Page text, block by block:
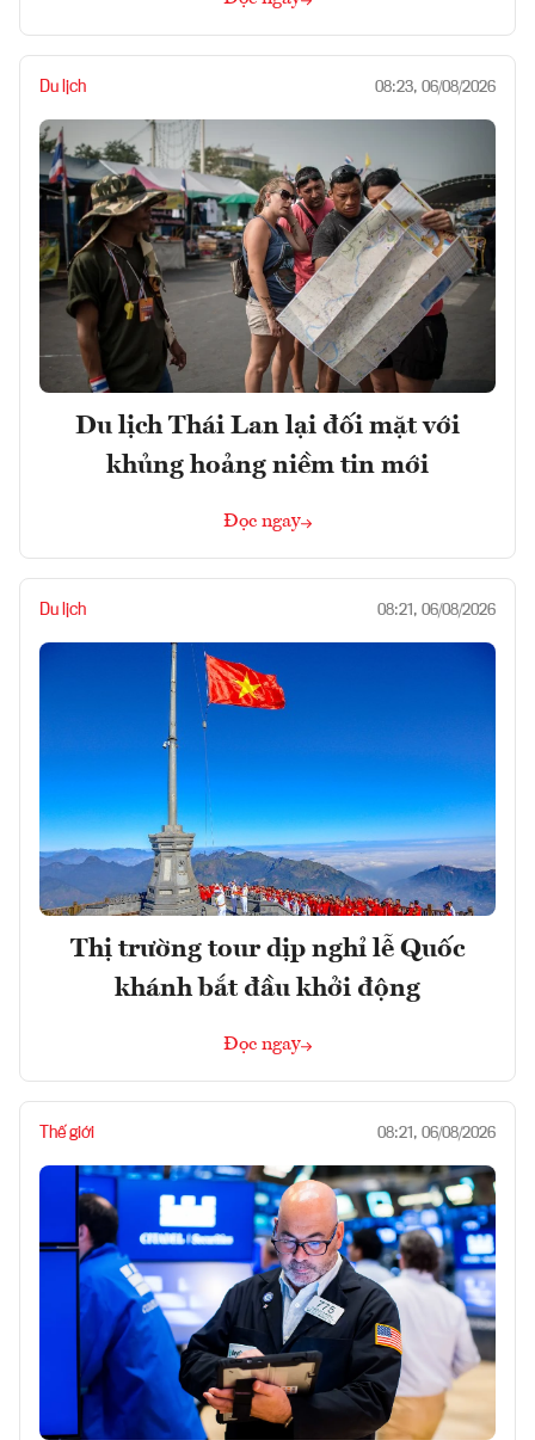
Du lịch 08:23, 06/08/2026
Du lịch Thái Lan lại đối mặt với
khủng hoảng niềm tin mới
Đọc ngay
Du lịch 08:21, 06/08/2026
Thị trường tour dịp nghỉ lễ Quốc
khánh bắt đầu khởi động
Đọc ngay
Thế giới 08:21, 06/08/2026